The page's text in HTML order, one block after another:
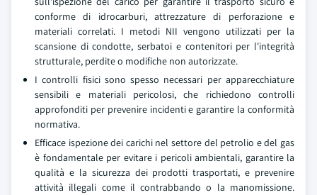
conforme di idrocarburi, attrezzature di perforazione e
materiali correlati. I metodi NII vengono utilizzati per la
scansione di condotte, serbatoi e contenitori per l'integrità
strutturale, perdite o modifiche non autorizzate.
I controlli fisici sono spesso necessari per apparecchiature
sensibili e materiali pericolosi, che richiedono controlli
approfonditi per prevenire incidenti e garantire la conformità
normativa.
Efficace ispezione dei carichi nel settore del petrolio e del gas
è fondamentale per evitare i pericoli ambientali, garantire la
qualità e la sicurezza dei prodotti trasportati, e prevenire
attività illegali come il contrabbando o la manomissione.